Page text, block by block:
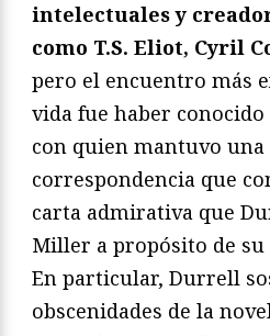
intelectuales y
como T.S. Eliot, Cyril
pero el encuentro más
vida fue haber conocido
con quien mantuvo
correspondencia que
carta admirativa que
Miller a propósito de su
En particular, Durrell
obscenidades de la